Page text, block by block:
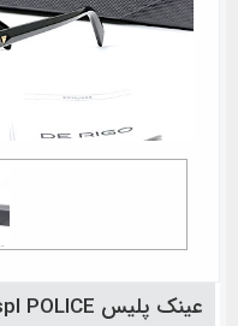
عینک پلیس A15m spl POLICE